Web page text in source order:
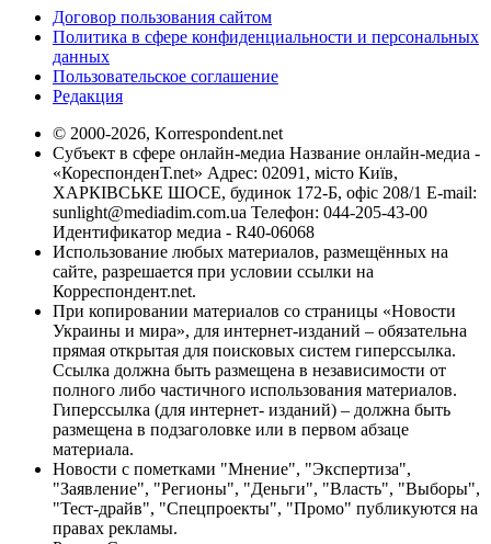
Договор пользования сайтом
Политика в сфере конфиденциальности и персональных
данных
Пользовательское соглашение
Редакция
© 2000-2026, Korrespondent.net
Субъект в сфере онлайн-медиа Название онлайн-медиа -
«КореспонденТ.net» Адрес: 02091, місто Київ,
ХАРКІВСЬКЕ ШОСЕ, будинок 172-Б, офіс 208/1 E-mail:
sunlight@mediadim.com.ua Телефон: 044-205-43-00
Идентификатор медиа - R40-06068
Использование любых материалов, размещённых на
сайте, разрешается при условии ссылки на
Корреспондент.net.
При копировании материалов со страницы «Новости
Украины и мира», для интернет-изданий – обязательна
прямая открытая для поисковых систем гиперссылка.
Ссылка должна быть размещена в независимости от
полного либо частичного использования материалов.
Гиперссылка (для интернет- изданий) – должна быть
размещена в подзаголовке или в первом абзаце
материала.
Новости с пометками "Мнение", "Экспертиза",
"Заявление", "Регионы", "Деньги", "Власть", "Выборы",
"Тест-драйв", "Спецпроекты", "Промо" публикуются на
правах рекламы.